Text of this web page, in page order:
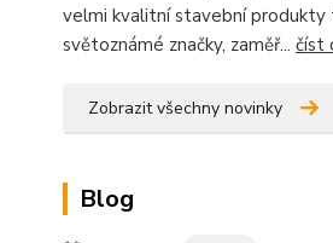
velmi kvalitní stavební
světoznámé značky, zaměř... číst
Zobrazit všechny novinky
Blog